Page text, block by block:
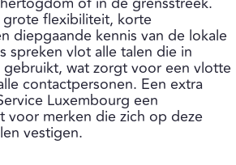
flexibiliteit, korte
diepgaande kennis van de lokale
spreken vlot alle talen die in
wat zorgt voor een vlotte
contactpersonen. Een extra
Luxembourg een
voor merken die zich op deze
vestigen.